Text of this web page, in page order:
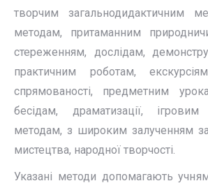
творчим загальнодидактичним
методам, притаманним
стереженням, дослідам,
практичним роботам,
спрямованості, предметним
бесідам, драматизації,
методам, з широким залученням
мистецтва, народної творчості.
Указані методи допомагають